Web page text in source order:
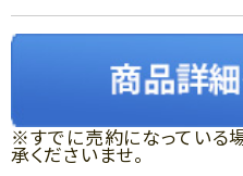
※すでに売約になっている
承くださいませ。